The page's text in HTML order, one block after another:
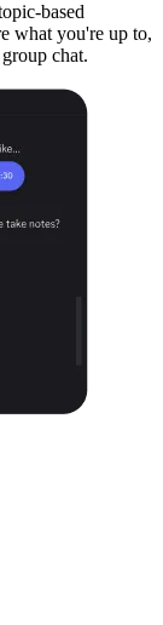
based
what you're up to,
chat.